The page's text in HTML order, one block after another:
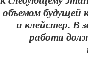
объемом будущей
и клейстер. В
работа